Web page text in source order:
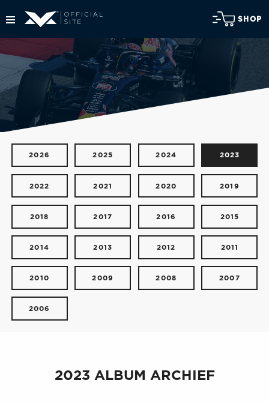
SHOP
2026 2025 2024 2023
2022 2021 2020 2019
2018 2017 2016 2015
2014 2013 2012 2011
2010 2009 2008 2007
2006
2023 ALBUM ARCHIEF